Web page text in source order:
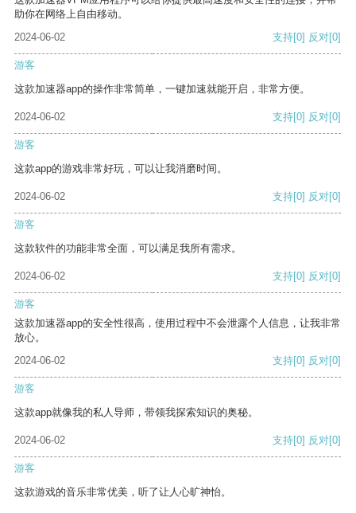
助你在网络上自由移动。
2024-06-02
支持[0] 反对[0]
游客
这款加速器app的操作非常简单，一键加速就能开启，非常方便。
2024-06-02 支持[0] 反对[0]
游客
这款app的游戏非常好玩，可以让我消磨时间。
2024-06-02 支持[0] 反对[0]
游客
这款软件的功能非常全面，可以满足我所有需求。
2024-06-02 支持[0] 反对[0]
游客
这款加速器app的安全性很高，使用过程中不会泄露个人信息，让我非常
放心。
2024-06-02
支持[0] 反对[0]
游客
这款app就像我的私人导师，带领我探索知识的奥秘。
2024-06-02 支持[0] 反对[0]
游客
这款游戏的音乐非常优美，听了让人心旷神怡。